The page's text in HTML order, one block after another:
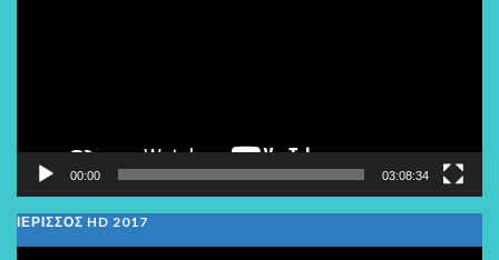
00:00 03:08:34
ΙΕΡΙΣΣΟΣ HD 2017